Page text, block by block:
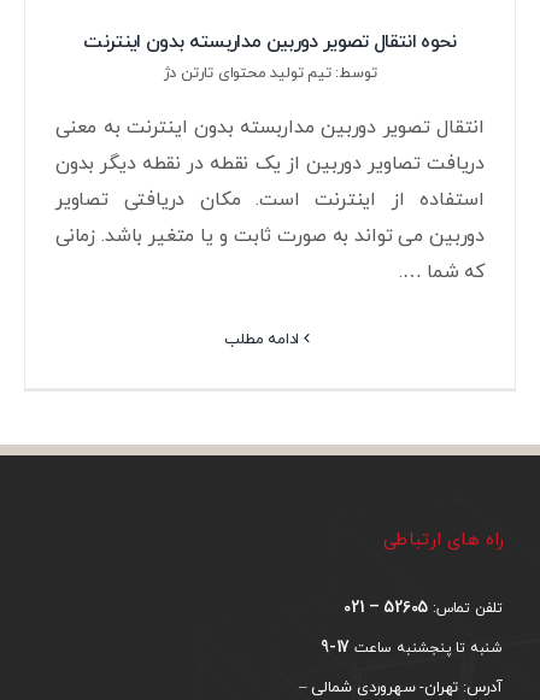
نحوه انتقال تصویر دوربین مداربسته بدون اینترنت
توسط: تیم تولید محتوای تارتن دژ
انتقال تصویر دوربین مداربسته بدون اینترنت به معنی
دریافت تصاویر دوربین از یک نقطه در نقطه دیگر بدون
استفاده از اینترنت است. مکان دریافتی تصاویر
دوربین می تواند به صورت ثابت و یا متغیر باشد. زمانی
که شما ….
ادامه مطلب
راه های ارتباطی
تلفن تماس: 52605 – 021
شنبه تا پنجشنبه ساعت 17-9
آدرس: تهران- سهروردی شمالی –